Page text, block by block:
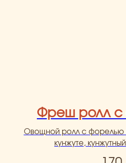
Фреш ролл
Овощной ролл с форелью
кунжуте,